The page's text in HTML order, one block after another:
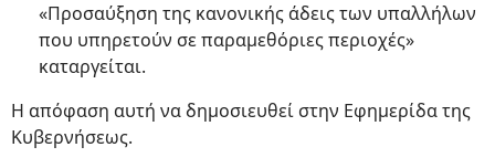
«Προσαύξηση της κανονικής άδεις των υπαλλήλων
που υπηρετούν σε παραμεθόριες περιοχές»
καταργείται.
Η απόφαση αυτή να δημοσιευθεί στην Εφημερίδα της
Κυβερνήσεως.